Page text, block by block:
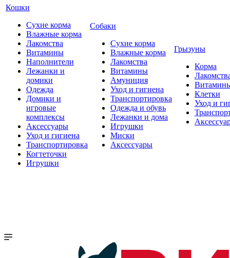
Кошки
Сухие корма
Влажные корма
Лакомства
Витамины
Наполнители
Лежанки и
домики
Одежда
Домики и
игровые
комплексы
Аксессуары
Уход и гигиена
Транспортировка
Когтеточки
Игрушки
Собаки
Сухие корма
Влажные корма
Лакомства
Витамины
Амуниция
Уход и гигиена
Транспортировка
Одежда и обувь
Лежанки и дома
Игрушки
Миски
Аксессуары
Грызуны
Корма
Клетки
Уход и